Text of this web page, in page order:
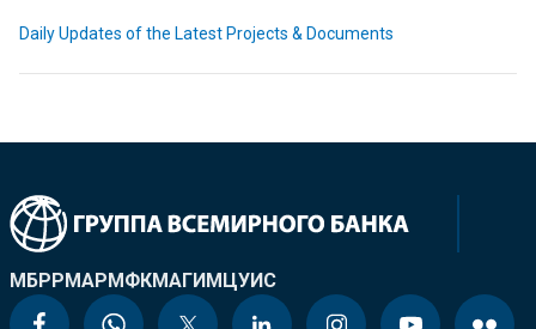
Daily Updates of the Latest Projects & Documents
МБРРМАРМФКМАГИМЦУИС